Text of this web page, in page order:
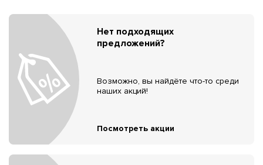
Нет подходящих
предложений?
Возможно, вы найдёте что-то среди
наших акций!
Посмотреть акции